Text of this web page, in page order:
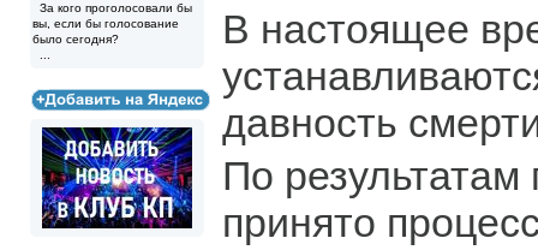
За кого проголосовали бы
вы, если бы голосование
было сегодня?
В настоящее
давность
По результатам
принято